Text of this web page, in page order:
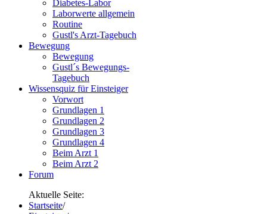
Diabetes-Labor
Laborwerte allgemein
Routine
Gustl's Arzt-Tagebuch
Bewegung
Bewegung
Gustl´s Bewegungs-
Tagebuch
Wissensquiz für Einsteiger
Vorwort
Grundlagen 1
Grundlagen 2
Grundlagen 3
Grundlagen 4
Beim Arzt 1
Beim Arzt 2
Forum
Aktuelle Seite:
Startseite/